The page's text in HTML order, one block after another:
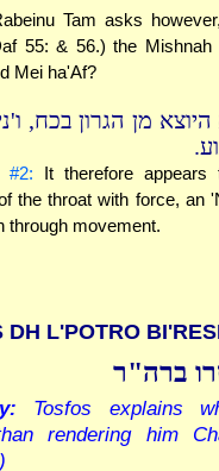
Tam asks
55: & 56.) the
Mei ha'Af?
מן הגרון בכח,
#2: It therefore
the throat with force, an
through movement.
DH L'POTRO
ברה"ר
Tosfos explains
rendering him